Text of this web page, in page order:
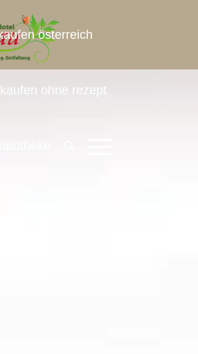
österreich
ohne rezept